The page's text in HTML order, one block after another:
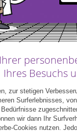
Ihres Besuchs
zur stetigen
Surferlebnisses,
wir dann Ihr
Cookies nutzen.